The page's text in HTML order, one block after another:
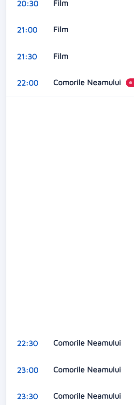
20:30 Film
21:00 Film
21:30 Film
22:00 Comorile Neamului
22:30 Comorile Neamului
23:00 Comorile Neamului
23:30 Comorile Neamului